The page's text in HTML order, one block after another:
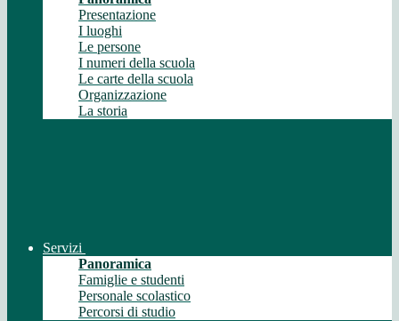
Presentazione
I luoghi
Le persone
I numeri della scuola
Le carte della scuola
Organizzazione
La storia
Servizi
Panoramica
Famiglie e studenti
Personale scolastico
Percorsi di studio